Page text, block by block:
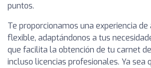
puntos.
Te proporcionamos una experiencia de
flexible, adaptándonos a tus
que facilita la obtención de tu carnet
incluso licencias profesionales. Ya sea